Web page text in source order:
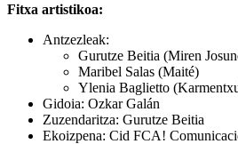
Fitxa artistikoa:
Antzezleak:
Gurutze Beitia (Miren
Maribel Salas (Maité)
Ylenia Baglietto
Gidoia: Ozkar Galán
Zuzendaritza: Gurutze Beitia
Ekoizpena: Cid FCA!